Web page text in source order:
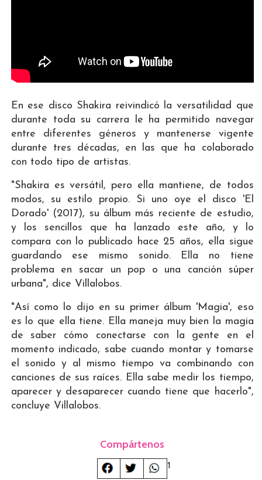
En ese disco Shakira reivindicó la versatilidad que
durante toda su carrera le ha permitido navegar
entre diferentes géneros y mantenerse vigente
durante tres décadas, en las que ha colaborado
con todo tipo de artistas.
"Shakira es versátil, pero ella mantiene, de todos
modos, su estilo propio. Si uno oye el disco 'El
Dorado' (2017), su álbum más reciente de estudio,
y los sencillos que ha lanzado este año, y lo
compara con lo publicado hace 25 años, ella sigue
guardando ese mismo sonido. Ella no tiene
problema en sacar un pop o una canción súper
urbana", dice Villalobos.
"Así como lo dijo en su primer álbum 'Magia', eso
es lo que ella tiene. Ella maneja muy bien la magia
de saber cómo conectarse con la gente en el
momento indicado, sabe cuando montar y tomarse
el sonido y al mismo tiempo va combinando con
canciones de sus raíces. Ella sabe medir los tiempo,
aparecer y desaparecer cuando tiene que hacerlo",
concluye Villalobos.
Compártenos
1